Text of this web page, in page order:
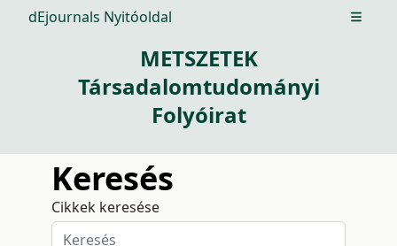
dEjournals Nyitóoldal Open
METSZETEK
Társadalomtudományi
Folyóirat
Keresés
Cikkek keresése